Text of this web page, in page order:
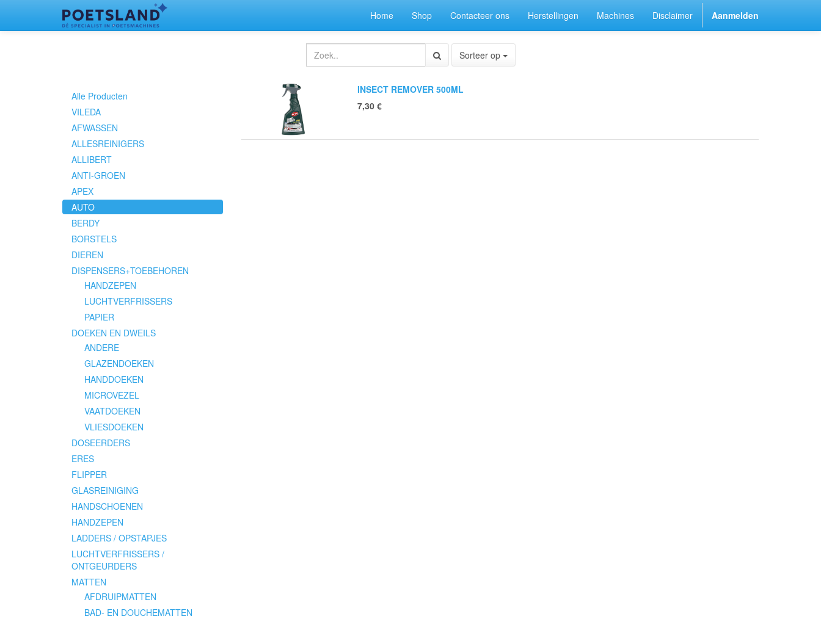
Home Shop Contacteer ons Herstellingen Machines Disclaimer Aanmelden
Sorteer op
Alle Producten
VILEDA
AFWASSEN
ALLESREINIGERS
ALLIBERT
ANTI-GROEN
APEX
AUTO
BERDY
BORSTELS
DIEREN
DISPENSERS+TOEBEHOREN
HANDZEPEN
LUCHTVERFRISSERS
PAPIER
DOEKEN EN DWEILS
ANDERE
GLAZENDOEKEN
HANDDOEKEN
MICROVEZEL
VAATDOEKEN
VLIESDOEKEN
DOSEERDERS
ERES
FLIPPER
GLASREINIGING
HANDSCHOENEN
HANDZEPEN
LADDERS / OPSTAPJES
LUCHTVERFRISSERS /
ONTGEURDERS
MATTEN
AFDRUIPMATTEN
BAD- EN DOUCHEMATTEN
INSECT REMOVER 500ML
7,30€